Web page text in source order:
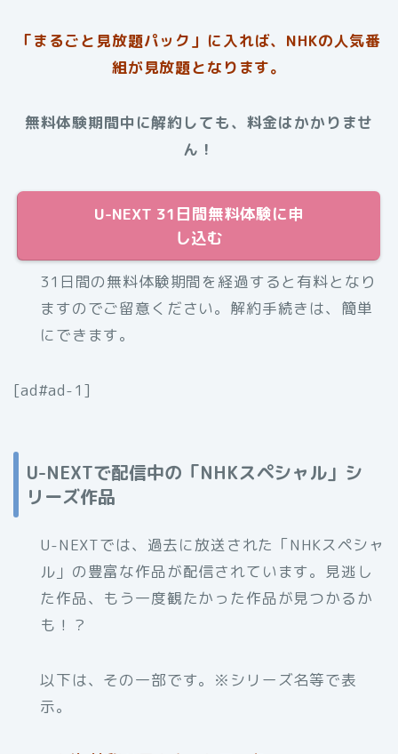
「まるごと見放題パック」に入れば、NHKの人気番
組が見放題となります。
無料体験期間中に解約しても、料金はかかりませ
ん！
U-NEXT 31日間無料体験に申
し込む
31日間の無料体験期間を経過すると有料となり
ますのでご留意ください。解約手続きは、簡単
にできます。
[ad#ad-1]
U-NEXTで配信中の「NHKスペシャル」シ
リーズ作品
U-NEXTでは、過去に放送された「NHKスペシャ
ル」の豊富な作品が配信されています。見逃し
た作品、もう一度観たかった作品が見つかるか
も！？
以下は、その一部です。※シリーズ名等で表
示。